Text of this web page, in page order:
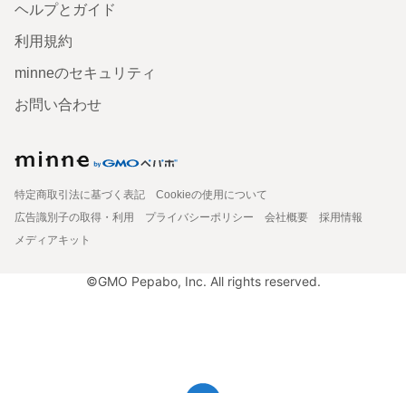
ヘルプとガイド
利用規約
minneのセキュリティ
お問い合わせ
特定商取引法に基づく表記
Cookieの使用について
広告識別子の取得・利用
プライバシーポリシー 会社概要
採用情報
メディアキット
©GMO Pepabo, Inc. All rights reserved.